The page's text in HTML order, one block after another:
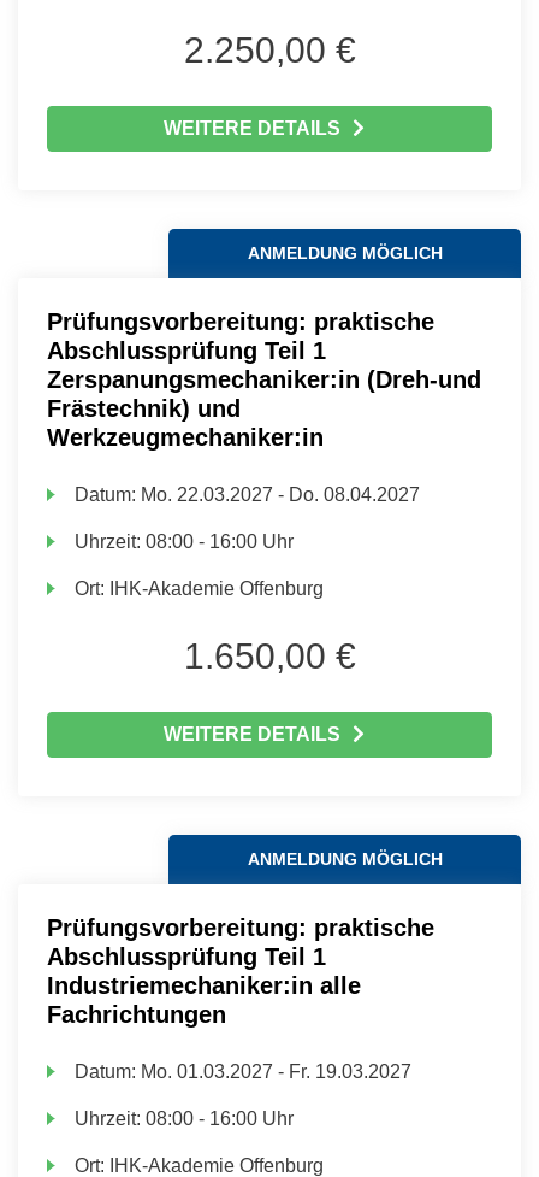
2.250,00 €
WEITERE DETAILS
ANMELDUNG MÖGLICH
Prüfungsvorbereitung: praktische
Abschlussprüfung Teil 1
Zerspanungsmechaniker:in (Dreh-und
Frästechnik) und
Werkzeugmechaniker:in
Datum: Mo. 22.03.2027 - Do. 08.04.2027
Uhrzeit:08:00 - 16:00 Uhr
Ort: IHK-Akademie Offenburg
1.650,00 €
WEITERE DETAILS
ANMELDUNG MÖGLICH
Prüfungsvorbereitung: praktische
Abschlussprüfung Teil 1
Industriemechaniker:in alle
Fachrichtungen
Datum: Mo. 01.03.2027 - Fr. 19.03.2027
Uhrzeit:08:00 - 16:00 Uhr
Ort: IHK-Akademie Offenburg